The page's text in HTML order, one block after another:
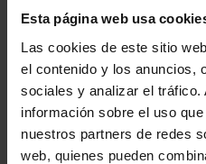
Esta página web usa
Las cookies de este sitio
el contenido y los anuncios,
sociales y analizar el tráfico.
información sobre el uso
nuestros partners de redes
web, quienes pueden